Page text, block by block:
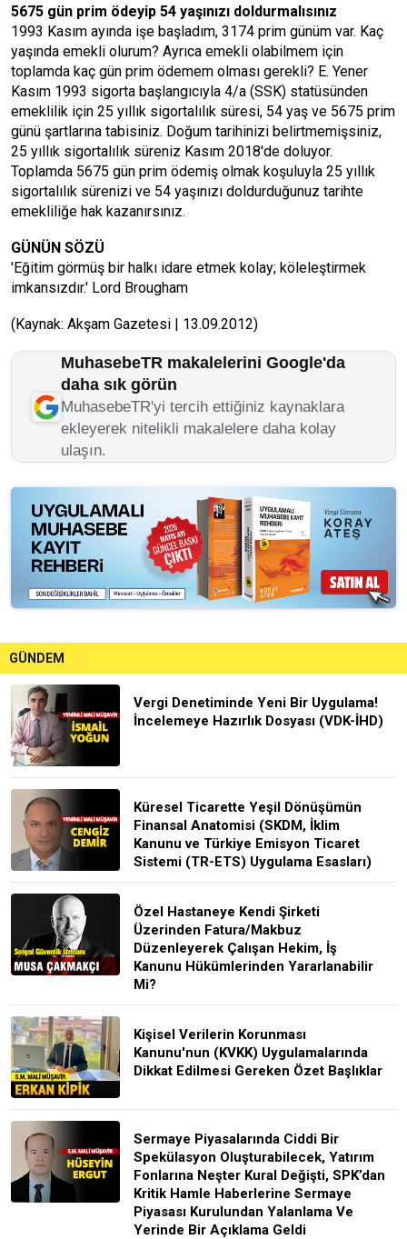
5675 gün prim ödeyip 54 yaşınızı doldurmalısınız
1993 Kasım ayında işe başladım, 3174 prim günüm var. Kaç
yaşında emekli olurum? Ayrıca emekli olabilmem için
toplamda kaç gün prim ödemem olması gerekli? E. Yener
Kasım 1993 sigorta başlangıcıyla 4/a (SSK) statüsünden
emeklilik için 25 yıllık sigortalılık süresi, 54 yaş ve 5675 prim
günü şartlarına tabisiniz. Doğum tarihinizi belirtmemişsiniz,
25 yıllık sigortalılık süreniz Kasım 2018'de doluyor.
Toplamda 5675 gün prim ödemiş olmak koşuluyla 25 yıllık
sigortalılık sürenizi ve 54 yaşınızı doldurduğunuz tarihte
emekliliğe hak kazanırsınız.
GÜNÜN SÖZÜ
'Eğitim görmüş bir halkı idare etmek kolay; köleleştirmek
imkansızdır.' Lord Brougham
(Kaynak: Akşam Gazetesi | 13.09.2012)
MuhasebeTR makalelerini Google'da
daha sık görün
MuhasebeTR'yi tercih ettiğiniz kaynaklara
ekleyerek nitelikli makalelere daha kolay
ulaşın.
GÜNDEM
Vergi Denetiminde Yeni Bir Uygulama!
İncelemeye Hazırlık Dosyası (VDK-İHD)
Küresel Ticarette Yeşil Dönüşümün
Finansal Anatomisi (SKDM, İklim
Kanunu ve Türkiye Emisyon Ticaret
Sistemi (TR-ETS) Uygulama Esasları)
Özel Hastaneye Kendi Şirketi
Üzerinden Fatura/Makbuz
Düzenleyerek Çalışan Hekim, İş
Kanunu Hükümlerinden Yararlanabilir
Mi?
Kişisel Verilerin Korunması
Kanunu'nun (KVKK) Uygulamalarında
Dikkat Edilmesi Gereken Özet Başlıklar
Sermaye Piyasalarında Ciddi Bir
Spekülasyon Oluşturabilecek, Yatırım
Fonlarına Neşter Kural Değişti, SPK’dan
Kritik Hamle Haberlerine Sermaye
Piyasası Kurulundan Yalanlama Ve
Yerinde Bir Açıklama Geldi